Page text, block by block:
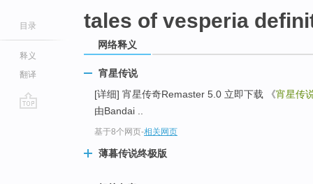
目录
释义
翻译
tales of vesperia
网络释义
宵星传说
[详细] 宵星传奇Remaster 5.0 立即下载 《宵星传
由Bandai ..
基于8个网页-相关网页
薄暮传说终极版